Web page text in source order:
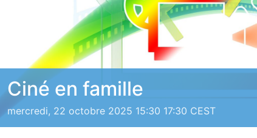
Ciné en famille
mercredi, 22 octobre 2025 15:30 17:30 CEST